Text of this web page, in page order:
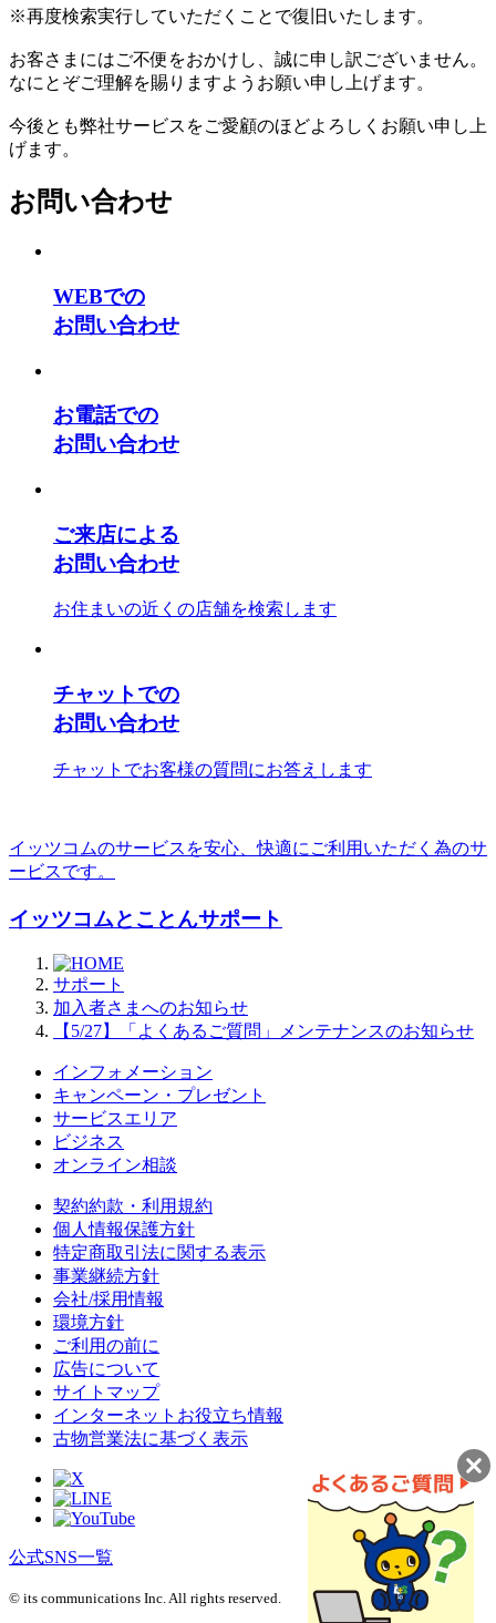
※再度検索実行していただくことで復旧いたします。
お客さまにはご不便をおかけし、誠に申し訳ございません。
なにとぞご理解を賜りますようお願い申し上げます。
今後とも弊社サービスをご愛顧のほどよろしくお願い申し上
げます。
お問い合わせ
WEBでの
お問い合わせ
お電話での
お問い合わせ
ご来店による
お問い合わせ
お住まいの近くの店舗を検索します
チャットでの
お問い合わせ
チャットでお客様の質問にお答えします
イッツコムのサービスを安心、快適にご利用いただく為のサ
ービスです。
イッツコムとことんサポート
サポート
加入者さまへのお知らせ
【5/27】「よくあるご質問」メンテナンスのお知らせ
インフォメーション
キャンペーン・プレゼント
サービスエリア
ビジネス
オンライン相談
契約約款・利用規約
個人情報保護方針
特定商取引法に関する表示
事業継続方針
会社/採用情報
環境方針
ご利用の前に
広告について
サイトマップ
インターネットお役立ち情報
古物営業法に基づく表示
公式SNS一覧
© its communications Inc. All rights reserved.